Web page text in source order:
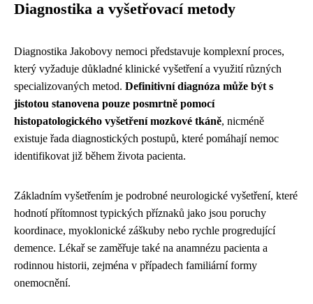
Diagnostika a vyšetřovací metody
Diagnostika Jakobovy nemoci představuje komplexní proces,
který vyžaduje důkladné klinické vyšetření a využití různých
specializovaných metod. Definitivní diagnóza může být s
jistotou stanovena pouze posmrtně pomocí
histopatologického vyšetření mozkové tkáně, nicméně
existuje řada diagnostických postupů, které pomáhají nemoc
identifikovat již během života pacienta.
Základním vyšetřením je podrobné neurologické vyšetření, které
hodnotí přítomnost typických příznaků jako jsou poruchy
koordinace, myoklonické záškuby nebo rychle progredující
demence. Lékař se zaměřuje také na anamnézu pacienta a
rodinnou historii, zejména v případech familiární formy
onemocnění.